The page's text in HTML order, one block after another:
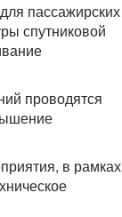
пассажирских
спутниковой
проводятся
в рамках